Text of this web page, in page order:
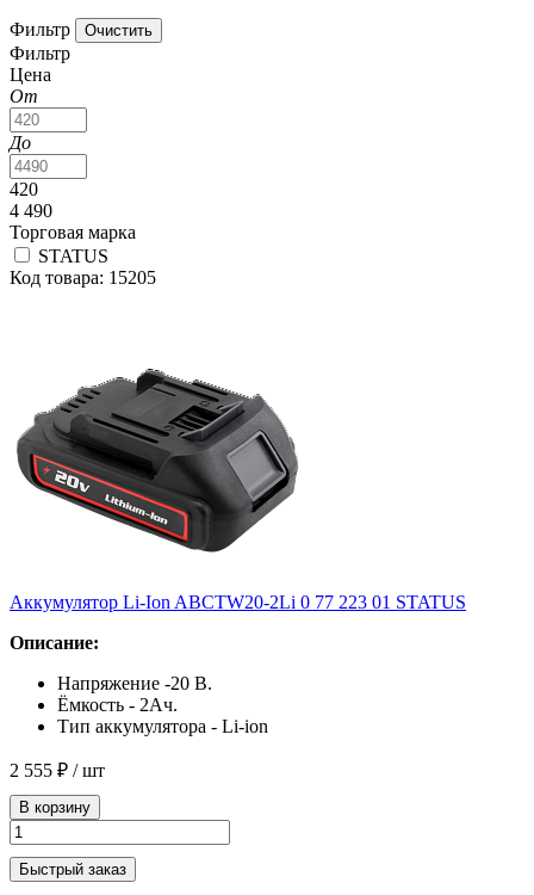
Фильтр
Фильтр
Цена
От
До
420
4 490
Торговая марка
STATUS
Код товара: 15205
Аккумулятор Li-Ion ABCTW20-2Li 0 77 223 01 STATUS
Описание:
Напряжение -20 В.
Ёмкость - 2Ач.
Тип аккумулятора - Li-ion
2 555 ₽ / шт
В корзину
Быстрый заказ